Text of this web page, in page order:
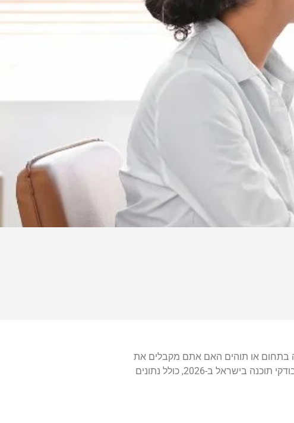
בתחום או תוהים האם אתם מקבלים את
השכר שמגיע לכם בהתאם לניסיון והיכולות שלכם, הגעתם למקום הנכון. כאן תמצאו תמונה עדכנית ומציאותית של שוק העבודה לבודקי תוכנה בישראל ב-2026, כולל נתונים